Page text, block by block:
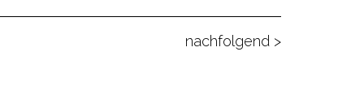
nachfolgend >